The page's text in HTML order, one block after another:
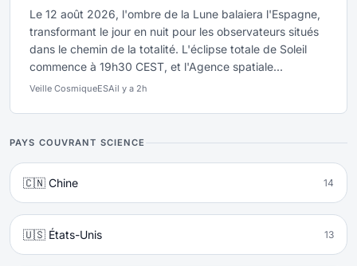
Le 12 août 2026, l'ombre de la Lune balaiera l'Espagne,
transformant le jour en nuit pour les observateurs situés
dans le chemin de la totalité. L'éclipse totale de Soleil
commence à 19h30 CEST, et l'Agence spatiale...
Veille CosmiqueESAil y a 2h
PAYS COUVRANT SCIENCE
🇨🇳 Chine 14
🇺🇸 États-Unis 13